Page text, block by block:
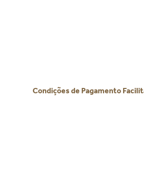
Condições de Pagamento